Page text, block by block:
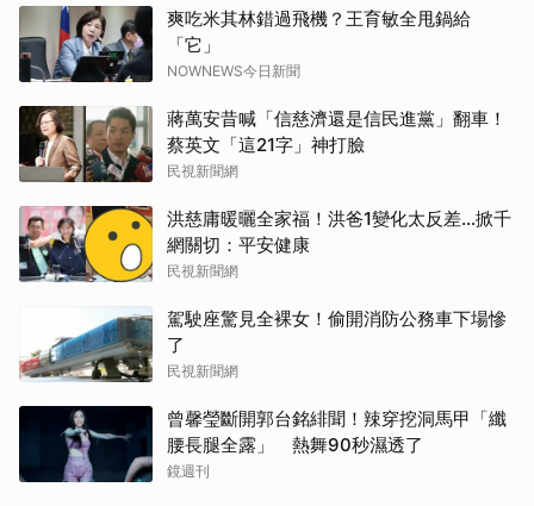
爽吃米其林錯過飛機？王育敏全甩鍋給
「它」
NOWNEWS今日新聞
蔣萬安昔喊「信慈濟還是信民進黨」翻車！
蔡英文「這21字」神打臉
民視新聞網
洪慈庸暖曬全家福！洪爸1變化太反差…掀千
網關切：平安健康
民視新聞網
駕駛座驚見全裸女！偷開消防公務車下場慘
了
民視新聞網
曾馨瑩斷開郭台銘緋聞！辣穿挖洞馬甲「纖
腰長腿全露」 熱舞90秒濕透了
鏡週刊